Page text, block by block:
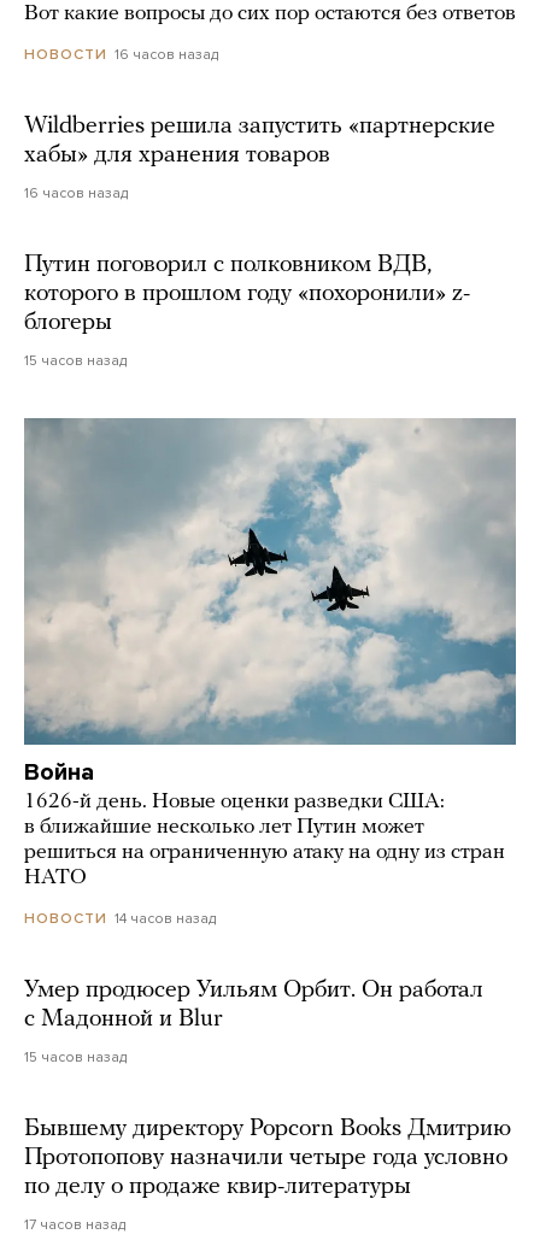
Вот какие вопросы до сих пор остаются без ответов
НОВОСТИ 16 часов назад
Wildberries решила запустить «партнерские
хабы» для хранения товаров
16 часов назад
Путин поговорил с полковником ВДВ,
которого в прошлом году «похоронили» z-
блогеры
15 часов назад
Война
1626-й день. Новые оценки разведки США:
в ближайшие несколько лет Путин может
решиться на ограниченную атаку на одну из стран
НАТО
НОВОСТИ 14 часов назад
Умер продюсер Уильям Орбит. Он работал
с Мадонной и Blur
15 часов назад
Бывшему директору Popcorn Books Дмитрию
Протопопову назначили четыре года условно
по делу о продаже квир-литературы
17 часов назад